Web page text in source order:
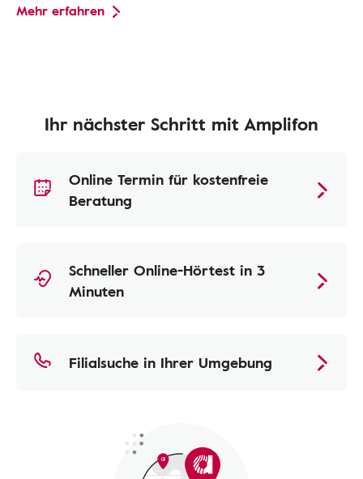
Mehr erfahren
Ihr nächster Schritt mit Amplifon
Online Termin für kostenfreie
Beratung
Schneller Online-Hörtest in 3
Minuten
Filialsuche in Ihrer Umgebung